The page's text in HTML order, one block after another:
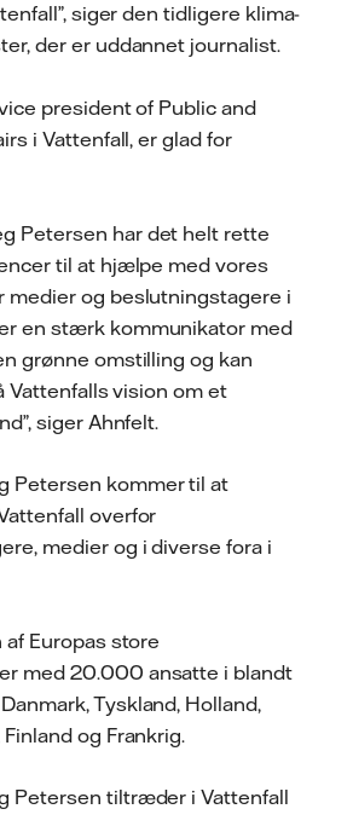
siger den tidligere klima-
der er uddannet journalist.
president of Public and
i Vattenfall, er glad for
Petersen har det helt rette
til at hjælpe med vores
medier og beslutningstagere i
en stærk kommunikator med
grønne omstilling og kan
Vattenfalls vision om et
siger Ahnfelt.
Petersen kommer til at
overfor
medier og i diverse fora i
Europas store
med 20.000 ansatte i blandt
Tyskland, Holland,
og Frankrig.
Petersen tiltræder i Vattenfall